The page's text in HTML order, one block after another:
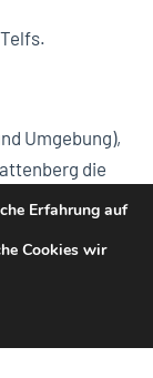
Umgebung),
die
Erfahrung auf
Cookies wir